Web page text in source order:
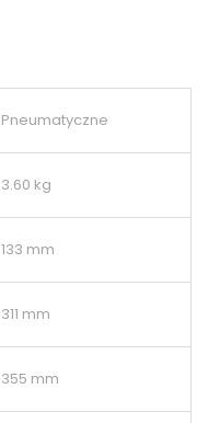
Pneumatyczne
3.60 kg
133 mm
311 mm
355 mm